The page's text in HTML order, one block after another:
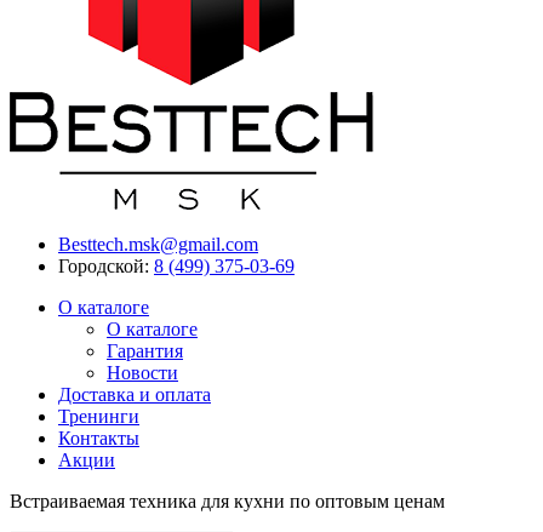
Besttech.msk@gmail.com
Городской: 8 (499) 375-03-69
О каталоге
О каталоге
Гарантия
Новости
Доставка и оплата
Тренинги
Контакты
Акции
Встраиваемая техника для кухни по оптовым ценам